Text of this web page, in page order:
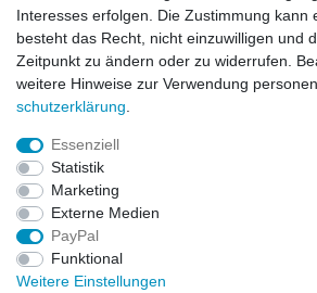
Interesses erfolgen. Die Zustimmung kann
besteht das Recht, nicht einzuwilligen und
Zeitpunkt zu ändern oder zu widerrufen.
weitere Hinweise zur Verwendung
schutz­erklärung
Essenziell
Statistik
Marketing
Externe Medien
PayPal
Funktional
Weitere Einstellungen